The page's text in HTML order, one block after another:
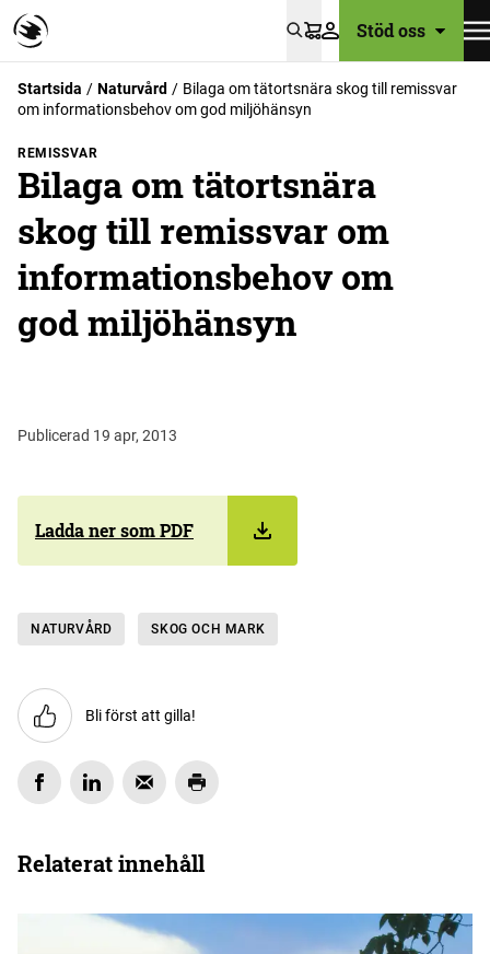
VarukorgStöd oss
Startsida Naturvård
Bilaga om tätortsnära skog till remissvar
om informationsbehov om god miljöhänsyn
REMISSVAR
Bilaga om tätortsnära
skog till remissvar om
informationsbehov om
god miljöhänsyn
Publicerad 19 apr, 2013
Ladda ner som PDF
NATURVÅRD SKOG OCH MARK
Bli först att gilla!
Relaterat innehåll